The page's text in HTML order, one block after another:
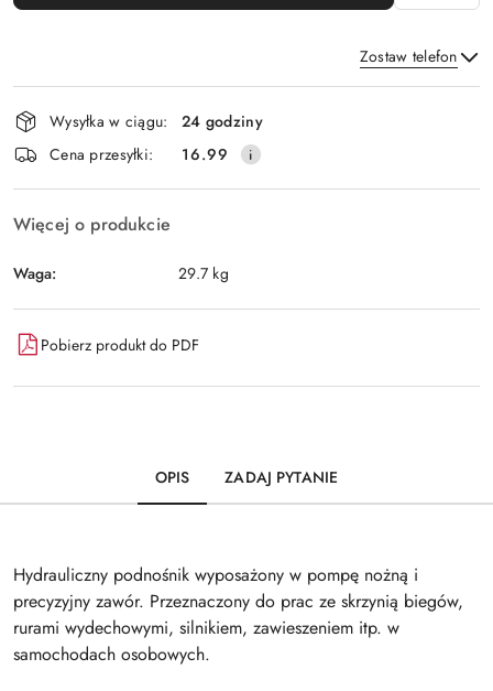
Zostaw telefon
Wyślij
Dostępność
i
dostawa
Wysyłka w ciągu:
24 godziny
Cena przesyłki:
16.99
Więcej o produkcie
Waga: 29.7 kg
Pobierz produkt do PDF
OPIS ZADAJ PYTANIE
Hydrauliczny podnośnik wyposażony w pompę nożną i
precyzyjny zawór. Przeznaczony do prac ze skrzynią biegów,
rurami wydechowymi, silnikiem, zawieszeniem itp. w
samochodach osobowych.